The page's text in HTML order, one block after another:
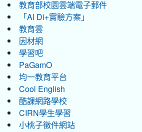
教育部校園雲端電子郵件
「AI Di+實驗方案」
教育雲
因材網
學習吧
PaGamO
均一教育平台
Cool English
酷課網路學校
CIRN學生學習
小桃子徵件網站